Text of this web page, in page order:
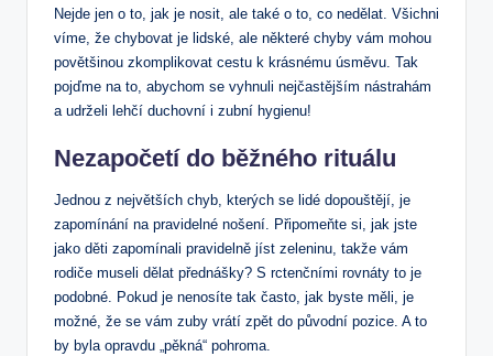
Nejde jen o to, jak je nosit, ale také o to, co nedělat. Všichni
víme, že chybovat je lidské, ale některé chyby vám mohou
povětšinou zkomplikovat cestu k krásnému úsměvu. Tak
pojďme na to, abychom se vyhnuli nejčastějším nástrahám
a udrželi lehčí duchovní i zubní hygienu!
Nezapočetí do běžného rituálu
Jednou z největších chyb, kterých se lidé dopouštějí, je
zapomínání na pravidelné nošení. Připomeňte si, jak jste
jako děti zapomínali pravidelně jíst zeleninu, takže vám
rodiče museli dělat přednášky? S rctenčními rovnáty to je
podobné. Pokud je nenosíte tak často, jak byste měli, je
možné, že se vám zuby vrátí zpět do původní pozice. A to
by byla opravdu „pěkná“ pohroma.